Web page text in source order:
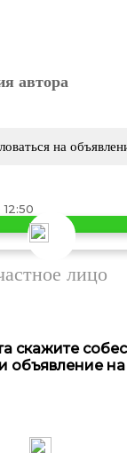
автора
на
лицо
скажите
объявление на